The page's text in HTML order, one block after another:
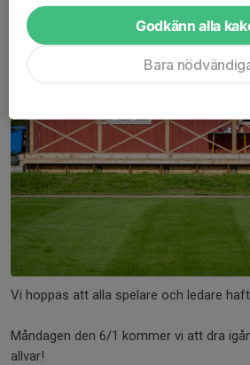
28 dec 2024 0 kommentarer
Vi hoppas att alla spelare och ledare
Måndagen den 6/1 kommer vi att dra
allvar!
Godkänn alla
Bara